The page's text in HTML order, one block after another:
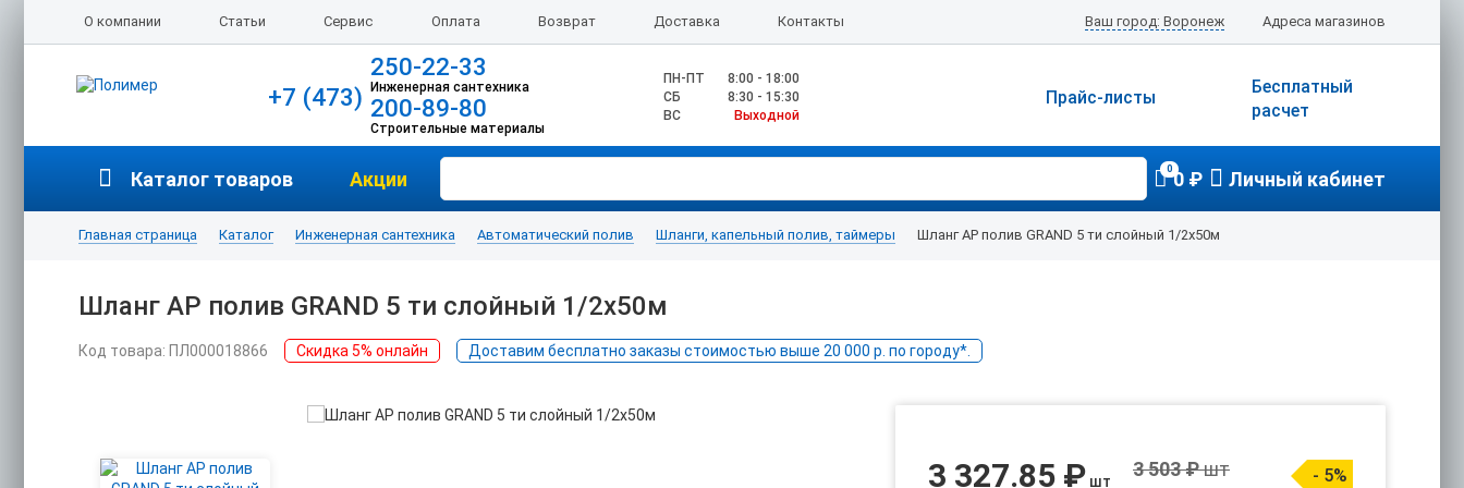
О компании Статьи Сервис Оплата Возврат Доставка Контакты Адреса магазинов
Ваш город: Воронеж
+7 (473)
250-22-33
Инженерная сантехника
200-89-80
Строительные материалы
ПН-ПТ
8:00 - 18:00
CБ
8:30 - 15:30
ВС
Выходной
Бесплатный
расчет
Прайс-листы
Каталог товаров Акции 00 ₽ Личный кабинет
Главная страница Каталог Инженерная сантехника Автоматический полив Шланги, капельный полив, таймеры Шланг АР полив GRAND 5 ти слойный 1/2х50м
Шланг АР полив GRAND 5 ти слойный 1/2х50м
Код товара: ПЛ000018866 Скидка 5% онлайн Доставим бесплатно заказы стоимостью выше 20 000 р. по городу*.
3 327.85 ₽ шт
3 503 ₽шт - 5%